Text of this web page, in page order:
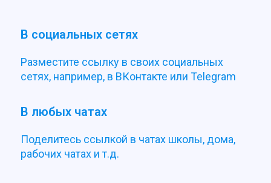
В социальных сетях
Разместите ссылку в своих социальных
сетях, например, в ВКонтакте или Telegram
В любых чатах
Поделитесь ссылкой в чатах школы, дома,
рабочих чатах и т.д.